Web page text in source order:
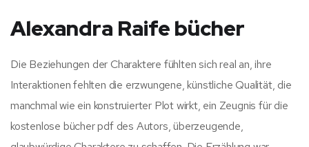
Alexandra Raife bücher
Die Beziehungen der Charaktere fühlten sich real an, ihre
Interaktionen fehlten die erzwungene, künstliche Qualität, die
manchmal wie ein konstruierter Plot wirkt, ein Zeugnis für die
kostenlose bücher pdf des Autors, überzeugende,